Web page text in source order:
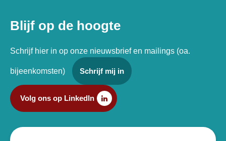
Blijf op de hoogte
Schrijf hier in op onze nieuwsbrief en mailings (oa.
bijeenkomsten) Schrijf mij in
Volg ons op LinkedIn